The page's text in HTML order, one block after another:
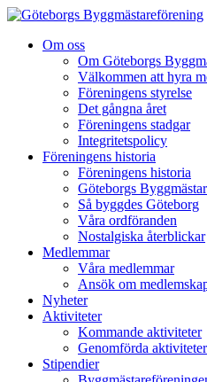
Om oss
Om Göteborgs
Välkommen att hyra
Föreningens styrelse
Det gångna året
Föreningens stadgar
Integritetspolicy
Föreningens historia
Föreningens historia
Göteborgs
Så byggdes Göteborg
Våra ordföranden
Nostalgiska återblickar
Medlemmar
Våra medlemmar
Ansök om
Nyheter
Aktiviteter
Kommande aktiviteter
Genomförda aktiviteter
Stipendier